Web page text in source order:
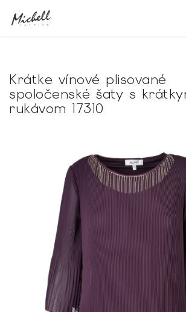
Krátke vínové plisované
spoločenské šaty s
rukávom 17310